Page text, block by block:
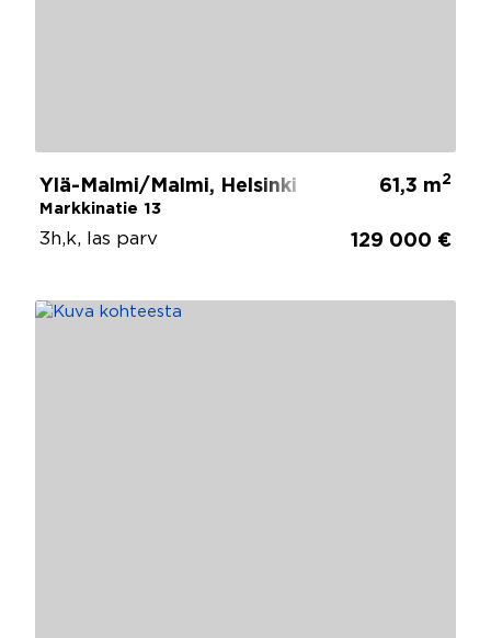
Ylä-Malmi/Malmi, Helsinki
Markkinatie 13
61,3 m2
3h,k, las parv 129 000 €